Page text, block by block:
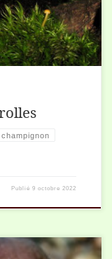
Publié9 octobre 2022